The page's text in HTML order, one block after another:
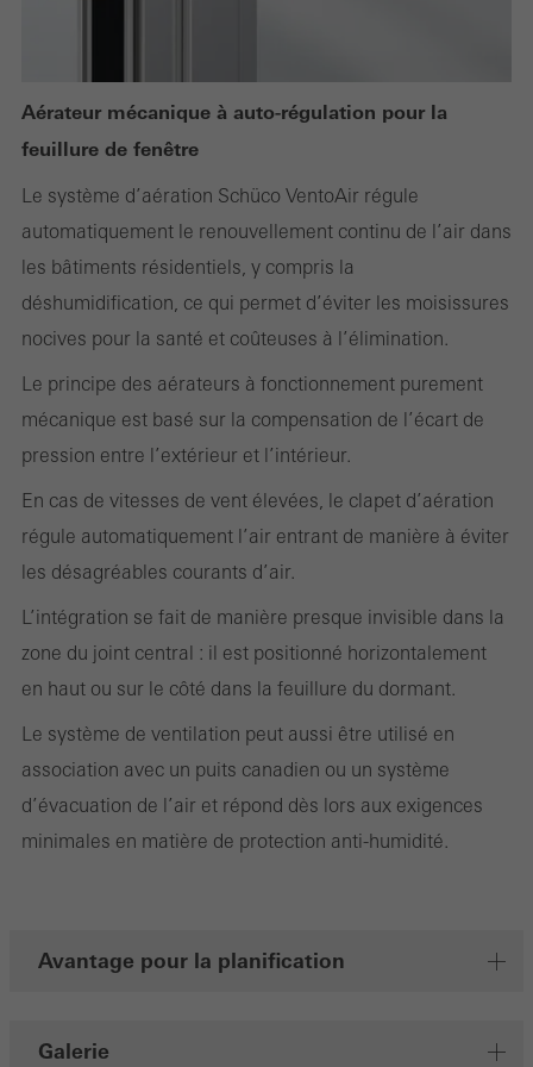
Aérateur mécanique à auto-régulation pour la
feuillure de fenêtre
Le système d’aération Schüco VentoAir régule
automatiquement le renouvellement continu de l’air dans
les bâtiments résidentiels, y compris la
déshumidification, ce qui permet d’éviter les moisissures
nocives pour la santé et coûteuses à l’élimination.
Le principe des aérateurs à fonctionnement purement
mécanique est basé sur la compensation de l’écart de
pression entre l’extérieur et l’intérieur.
En cas de vitesses de vent élevées, le clapet d’aération
régule automatiquement l’air entrant de manière à éviter
les désagréables courants d’air.
L’intégration se fait de manière presque invisible dans la
zone du joint central : il est positionné horizontalement
en haut ou sur le côté dans la feuillure du dormant.
Le système de ventilation peut aussi être utilisé en
association avec un puits canadien ou un système
d’évacuation de l’air et répond dès lors aux exigences
minimales en matière de protection anti-humidité.
Avantage pour la planification
Galerie
Statistiques / Cookies d´analyse
Ces cookies sont utilisés à des fins statistiques pour analyser l
´utilisation du site web et pour optimiser l´offre, par exemple en
évaluant les campagnes qui ont été menées. Ces cookies sont
utilisés pour améliorer la fonctionnalité du site web et donc l
´expérience de l´utilisateur. Ils recueillent des informations sur l
´utilisation du site web, le nombre de visites, le temps moyen
passé sur le site, les pages consultées.
Marketing / Cookies de tiers
Les cookies marketing sont utilisés par des tiers pour afficher des
Sauvegarder